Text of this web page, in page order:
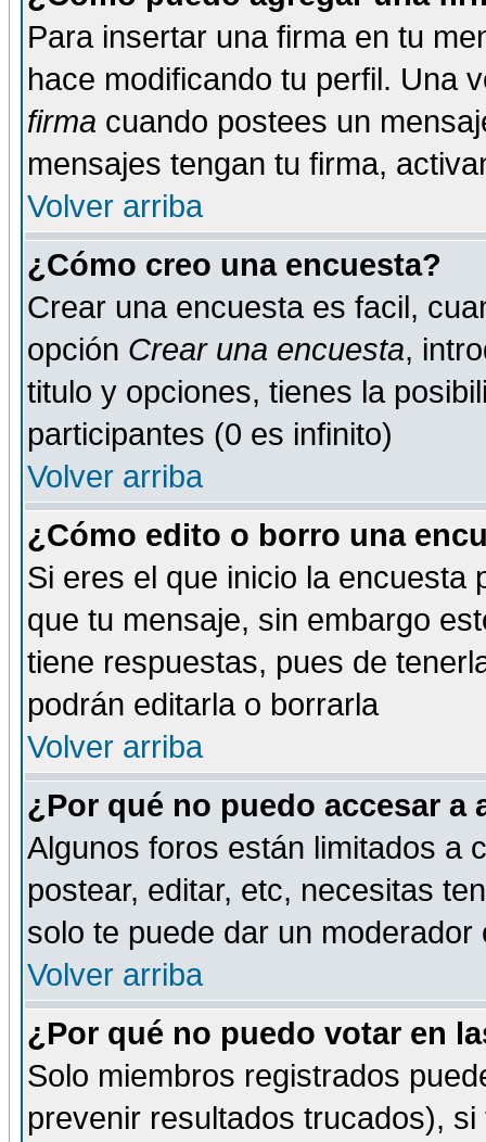
Para insertar una firma en tu
hace modificando tu perfil. Una
firma cuando postees un
mensajes tengan tu firma,
Volver arriba
¿Cómo creo una encuesta?
Crear una encuesta es facil,
opción Crear una encuesta,
titulo y opciones, tienes la
participantes (0 es infinito)
Volver arriba
¿Cómo edito o borro una
Si eres el que inicio la encuesta
que tu mensaje, sin embargo
tiene respuestas, pues de
podrán editarla o borrarla
Volver arriba
¿Por qué no puedo accesar a
Algunos foros están limitados a
postear, editar, etc, necesitas
solo te puede dar un
Volver arriba
¿Por qué no puedo votar en
Solo miembros registrados
prevenir resultados trucados),